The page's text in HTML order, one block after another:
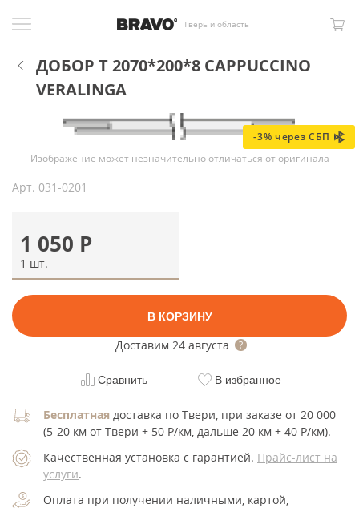
Тверь и область
ДОБОР Т 2070*200*8 CAPPUCCINO
VERALINGA
-3% через СБП
Изображение может незначительно отличаться от оригинала
Арт. 031-0201
1 050 Р
1 шт.
В КОРЗИНУ
Доставим 24 августа
Сравнить В избранное
Бесплатная доставка по Твери, при заказе от 20 000
(5-20 км от Твери + 50 Р/км, дальше 20 км + 40 Р/км).
Качественная установка с гарантией. Прайс-лист на
услуги.
Оплата при получении наличными, картой,